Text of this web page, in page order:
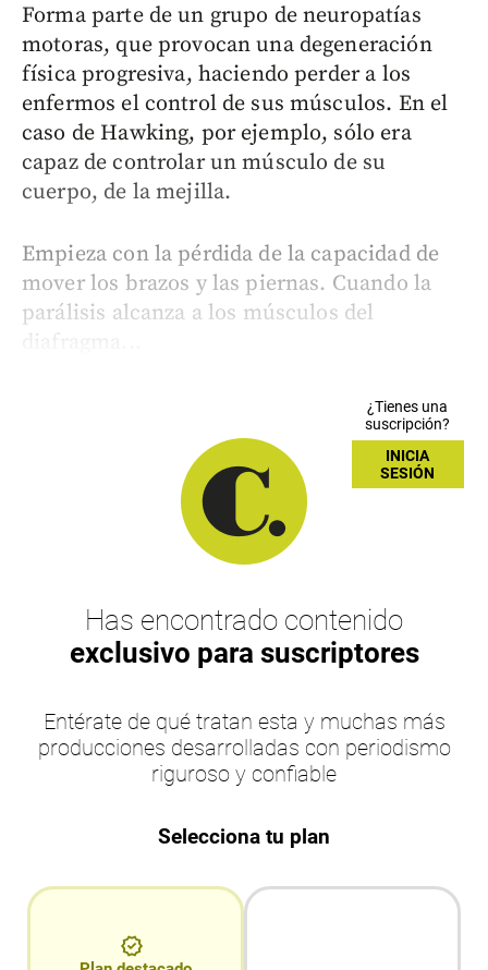
Forma parte de un grupo de neuropatías
motoras, que provocan una degeneración
física progresiva, haciendo perder a los
enfermos el control de sus músculos. En el
caso de Hawking, por ejemplo, sólo era
capaz de controlar un músculo de su
cuerpo, de la mejilla.
Empieza con la pérdida de la capacidad de
mover los brazos y las piernas. Cuando la
parálisis alcanza a los músculos del
diafragma...
¿Tienes una
suscripción?
INICIA
SESIÓN
Has encontrado contenido
exclusivo para suscriptores
Entérate de qué tratan esta y muchas más
producciones desarrolladas con periodismo
riguroso y confiable
Selecciona tu plan